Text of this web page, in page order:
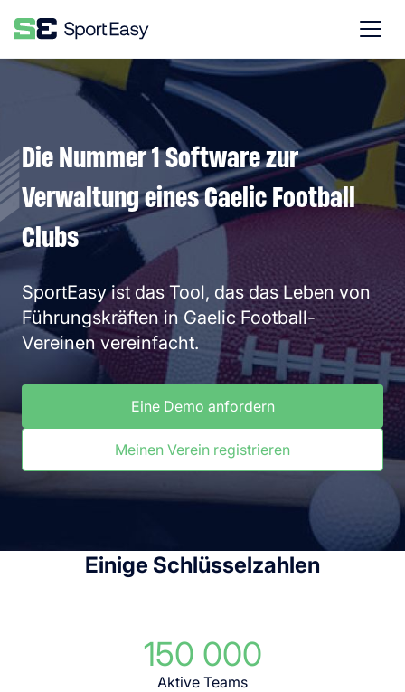
Die Nummer 1 Software zur
Verwaltung eines Gaelic Football
Clubs
SportEasy ist das Tool, das das Leben von
Führungskräften in Gaelic Football-
Vereinen vereinfacht.
Eine Demo anfordern
Meinen Verein registrieren
Einige Schlüsselzahlen
150 000
Aktive Teams